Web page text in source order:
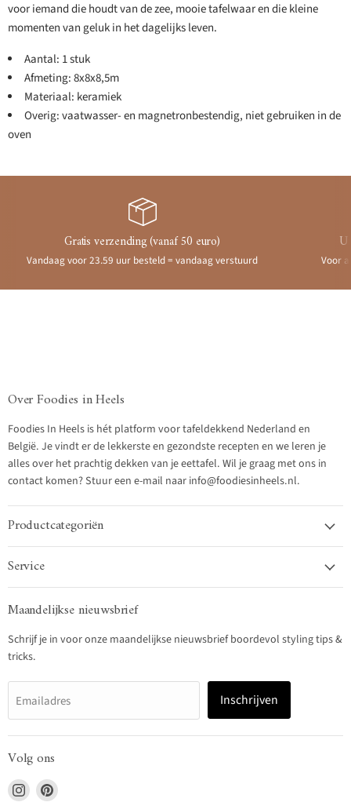
voor iemand die houdt van de zee, mooie tafelwaar en die kleine
momenten van geluk in het dagelijks leven.
Aantal: 1 stuk
Afmeting: 8x8x8,5m
Materiaal: keramiek
Overig: vaatwasser- en magnetronbestendig, niet gebruiken in de
oven
Gratis verzending (vanaf 50 euro)
Vandaag voor 23.59 uur besteld = vandaag verstuurd Voor
Over Foodies in Heels
Foodies In Heels is hét platform voor tafeldekkend Nederland en
België. Je vindt er de lekkerste en gezondste recepten en we leren je
alles over het prachtig dekken van je eettafel. Wil je graag met ons in
contact komen? Stuur een e-mail naar info@foodiesinheels.nl.
Productcategoriën
Service
Maandelijkse nieuwsbrief
Schrijf je in voor onze maandelijkse nieuwsbrief boordevol styling tips &
tricks.
Emailadres Inschrijven
Volg ons
Vind Vind